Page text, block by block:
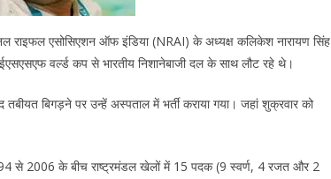
राइफल एसोसिएशन ऑफ इंडिया (NRAI) के अध्यक्ष कलिकेश नारायण सिंह
वर्ल्ड कप से भारतीय निशानेबाजी दल के साथ लौट रहे थे।
बिगड़ने पर उन्हें अस्पताल में भर्ती कराया गया। जहां शुक्रवार को
से 2006 के बीच राष्ट्रमंडल खेलों में 15 पदक (9 स्वर्ण, 4 रजत और 2